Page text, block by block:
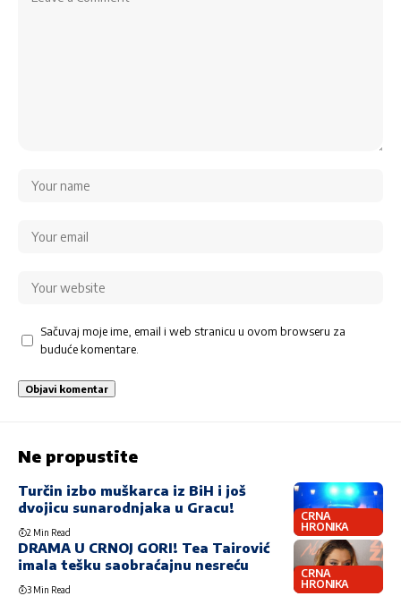
Sačuvaj moje ime, email i web stranicu u ovom browseru za
buduće komentare.
Ne propustite
CRNA
HRONIKA
Turčin izbo muškarca iz BiH i još
dvojicu sunarodnjaka u Gracu!
2 Min Read
CRNA
HRONIKA
DRAMA U CRNOJ GORI! Tea Tairović
imala tešku saobraćajnu nesreću
3 Min Read